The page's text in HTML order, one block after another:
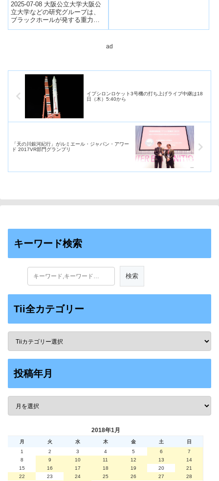
2025-07-08 大阪公立大学大阪公
立大学などの研究グループは、
ブラックホールが発する重力波
の「準固有振動」を精密に解析
ad
イプシロンロケット3号機の打ち上げライブ中継は18
日（木）5:40から
「天の川銀河紀行」がルミエール・ジャパン・アワー
ド 2017VR部門グランプリ
キーワード検索
Tii全カテゴリー
投稿年月
2018年1月
月 火 水 木 金 土
日
1
2 3 4 5 6
7
8
9 10 11 12 13
14
15
16 17 18 19 20
21
22
23 24 25 26 27
28